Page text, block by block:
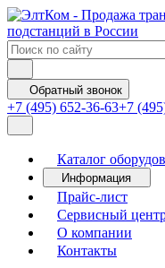
Обратный звонок
+7 (495) 652-36-63+7
Каталог
Информация
Прайс-лист
Сервисный
О компании
Контакты